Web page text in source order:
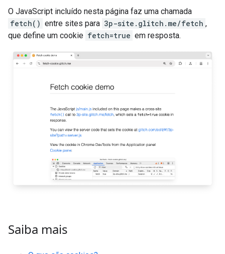
O JavaScript incluído nesta página faz uma chamada
fetch() entre sites para 3p-site.glitch.me/fetch ,
que define um cookie fetch=true em resposta.
Saiba mais